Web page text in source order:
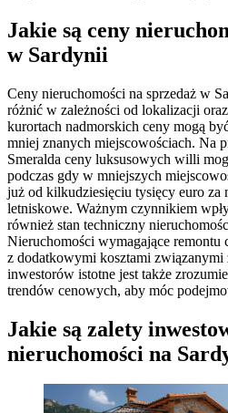
Jakie są ceny
w Sardynii
Ceny nieruchomości na sprzedaż w
różnić w zależności od lokalizacji
kurortach nadmorskich ceny mogą
mniej znanych miejscowościach. Na
Smeralda ceny luksusowych willi
podczas gdy w mniejszych
już od kilkudziesięciu tysięcy euro za
letniskowe. Ważnym czynnikiem
również stan techniczny
Nieruchomości wymagające remontu
z dodatkowymi kosztami
inwestorów istotne jest także
trendów cenowych, aby móc
Jakie są zalety
nieruchomości na